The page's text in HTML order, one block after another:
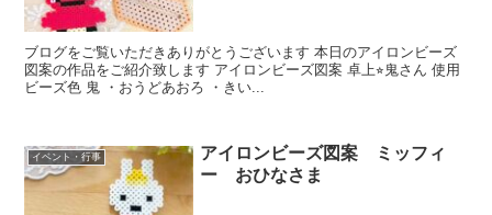
ブログをご覧いただきありがとうございます 本日のアイロンビーズ
図案の作品をご紹介致します アイロンビーズ図案 卓上⭐︎鬼さん 使用
ビーズ色 鬼 ・おうどあおろ ・きい...
イベント・行事
アイロンビーズ図案 ミッフィ
ー おひなさま